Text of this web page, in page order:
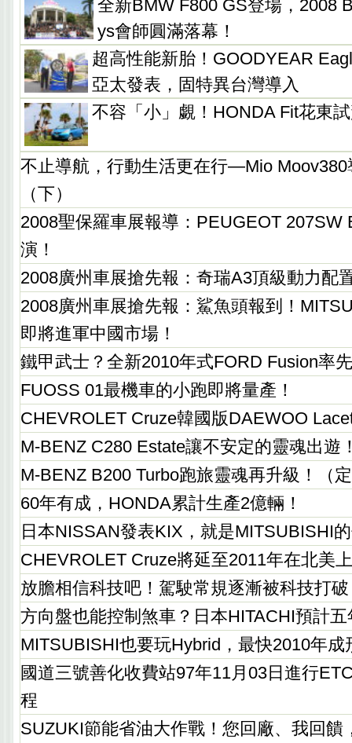
全新BMW F800 GS登場，2008
ys會師圓滿落幕！
超高性能新胎！GOODYEAR
亞太發表，固特異台灣導入
不容「小」覷！HONDA Fit花東
不止導航，行動生活更在行—Mio Moov380
（下）
2008聖保羅車展報導：PEUGEOT 207SW
演！
2008廣州車展搶先報：奇瑞A3頂級動力配
2008廣州車展搶先報：鯊魚頭報到！
即將進軍中國市場！
鐵甲武士？全新2010年式FORD Fusion率
FUOSS 01最機車的小跑即將量產！
CHEVROLET Cruze韓國版DAEWOO
M-BENZ C280 Estate讓不安定的靈魂出遊
M-BENZ B200 Turbo跑旅靈魂再升級！（
60年有成，HONDA累計生產2億輛！
日本NISSAN發表KIX，就是MITSUBISHI
CHEVROLET Cruze將延至2011年在北美
放膽相信科技吧！駕駛常規逐漸被科技打破
方向盤也能控制煞車？日本HITACHI預計
MITSUBISHI也要玩Hybrid，最快2010年成
國道三號善化收費站97年11月03日進行
程
SUZUKI節能省油大作戰！您回廠、我回饋